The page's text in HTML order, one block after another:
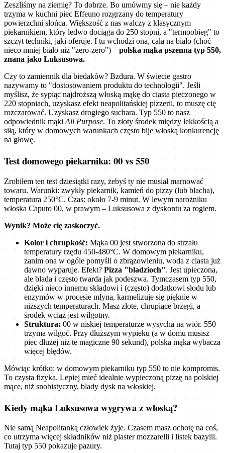
Zeszliśmy na ziemię? To dobrze. Bo umówmy się – nie każdy
trzyma w kuchni piec Effeuno rozgrzany do temperatury
powierzchni słońca. Większość z nas walczy z klasycznym
piekarnikiem, który ledwo dociąga do 250 stopni, a "termoobieg" to
szczyt techniki, jaki oferuje. I tu wchodzi ona, cała na biało (choć
nieco mniej biało niż "zero-zero") – polska mąka pszenna typ 550,
znana jako Luksusowa.
Czy to zamiennik dla biedaków? Bzdura. W świecie gastro
nazywamy to "dostosowaniem produktu do technologii". Jeśli
myślisz, że sypiąc najdroższą włoską mąkę do ciasta pieczonego w
220 stopniach, uzyskasz efekt neapolitańskiej pizzerii, to muszę cię
rozczarować. Uzyskasz drogiego suchara. Typ 550 to nasz
odpowiednik mąkiAll Purpose. To złoty środek między lekkością a
siłą, który w domowych warunkach często bije włoską konkurencję
na głowę.
Test domowego piekarnika: 00 vs 550
Zrobiłem ten test dziesiątki razy, żebyś ty nie musiał marnować
towaru. Warunki: zwykły piekarnik, kamień do pizzy (lub blacha),
temperatura 250°C. Czas: około 7-9 minut. W lewym narożniku
włoska Caputo 00, w prawym – Luksusowa z dyskontu za rogiem.
Wynik? Może cię zaskoczyć.
Kolor i chrupkość: Mąka 00 jest stworzona do strzału
temperatury rzędu 450-480°C. W domowym piekarniku,
zanim ona w ogóle pomyśli o zbrązowieniu, woda z ciasta już
dawno wyparuje. Efekt? Pizza "bladzioch". Jest upieczona,
ale blada i często twarda jak podeszwa. Tymczasem typ 550,
dzięki nieco innemu składowi i (często) dodatkowi słodu lub
enzymów w procesie młyna, karmelizuje się pięknie w
niższych temperaturach. Masz złote, chrupiące brzegi, a
środek wciąż jest wilgotny.
Struktura: 00 w niskiej temperaturze wysycha na wiór. 550
trzyma wilgoć. Przy dłuższym wypieku (a w domu musisz
piec dłużej niż te magiczne 90 sekund), polska mąka wybacza
więcej błędów.
Mówiąc krótko: w domowym piekarniku typ 550 to nie kompromis.
To czysta fizyka. Lepiej mieć idealnie wypieczoną pizzę na polskiej
mące, niż snobistyczny, blady dysk na włoskiej.
Kiedy mąka Luksusowa wygrywa z włoską?
Nie samą Neapolitanką człowiek żyje. Czasem masz ochotę na coś,
co utrzyma więcej składników niż plaster mozzarelli i listek bazylii.
Tutaj typ 550 pokazuje pazury.